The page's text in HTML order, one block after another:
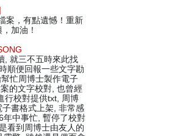
案，有點遺憾！重新
加油！
, 就三不五時來此找
順便回報一些文字勘
忙周博士製作電子
的文字校對, 也曾經
行校對提供txt, 周博
書格式上架, 非常感
年中事忙, 暫停了校對
看到周博士由友人的